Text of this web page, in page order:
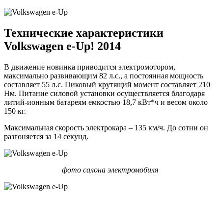
Технические характеристики
Volkswagen e-Up! 2014
В движение новинка приводится электромотором,
максимально развивающим 82 л.с., а постоянная мощность
составляет 55 л.с. Пиковый крутящий момент составляет 210
Нм. Питание силовой установки осуществляется благодаря
литий-ионным батареям емкостью 18,7 кВт*ч и весом около
150 кг.
Максимальная скорость электрокара – 135 км/ч. До сотни он
разгоняется за 14 секунд.
фото салона электромобиля